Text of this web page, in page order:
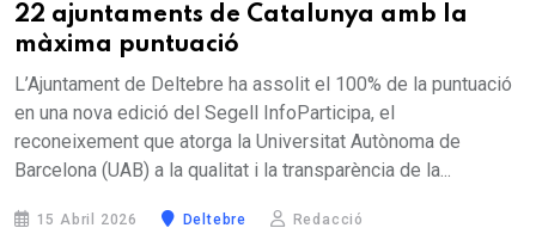
22 ajuntaments de Catalunya amb la
màxima puntuació
L’Ajuntament de Deltebre ha assolit el 100% de la puntuació
en una nova edició del Segell InfoParticipa, el
reconeixement que atorga la Universitat Autònoma de
Barcelona (UAB) a la qualitat i la transparència de la...
15 Abril 2026 Deltebre Redacció